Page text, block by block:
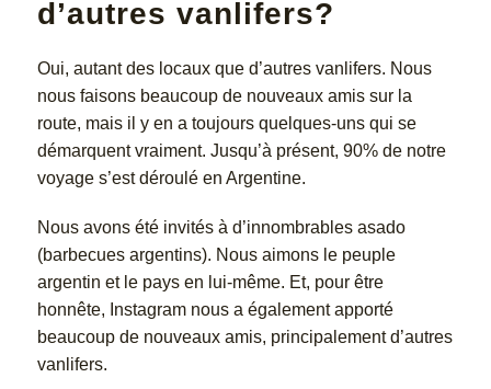
d’autres vanlifers?
Oui, autant des locaux que d’autres vanlifers. Nous
nous faisons beaucoup de nouveaux amis sur la
route, mais il y en a toujours quelques-uns qui se
démarquent vraiment. Jusqu’à présent, 90% de notre
voyage s’est déroulé en Argentine.
Nous avons été invités à d’innombrables asado
(barbecues argentins). Nous aimons le peuple
argentin et le pays en lui-même. Et, pour être
honnête, Instagram nous a également apporté
beaucoup de nouveaux amis, principalement d’autres
vanlifers.